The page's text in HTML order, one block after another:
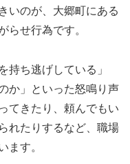
いのが、大郷町にある
らせ行為です。
持ち逃げしている」
か」といった怒鳴り声
てきたり、頼んでもい
れたりするなど、職場
ます。